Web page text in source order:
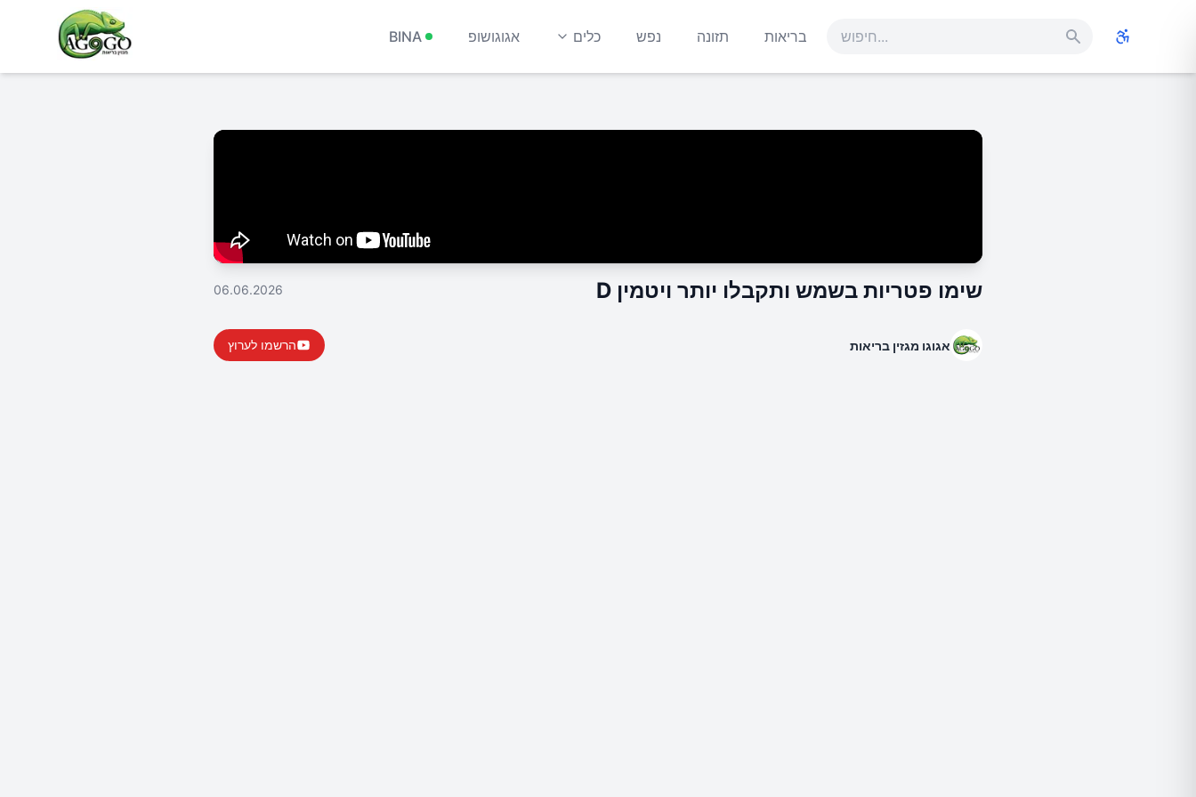
בריאות תזונה נפש כלים אגוגושופ BINA
שימו פטריות בשמש ותקבלו יותר ויטמין D 06.06.2026
אגוגו מגזין בריאות הרשמו לערוץ